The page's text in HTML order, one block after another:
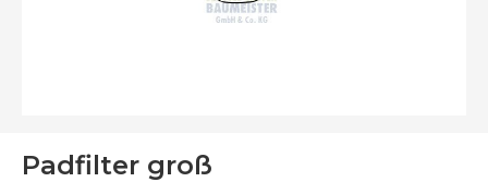
Padfilter groß